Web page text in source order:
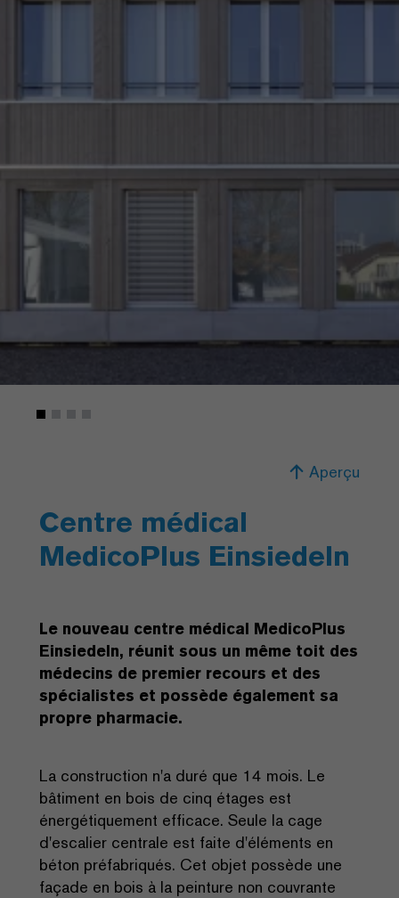
Aperçu
Centre médical
MedicoPlus Einsiedeln
Le nouveau centre médical MedicoPlus
Einsiedeln, réunit sous un même toit des
médecins de premier recours et des
spécialistes et possède également sa
propre pharmacie.
La construction n'a duré que 14 mois. Le
bâtiment en bois de cinq étages est
énergétiquement efficace. Seule la cage
d'escalier centrale est faite d'éléments en
béton préfabriqués. Cet objet possède une
façade en bois à la peinture non couvrante